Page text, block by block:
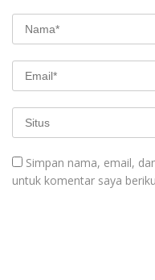
Simpan nama, email,
untuk komentar saya